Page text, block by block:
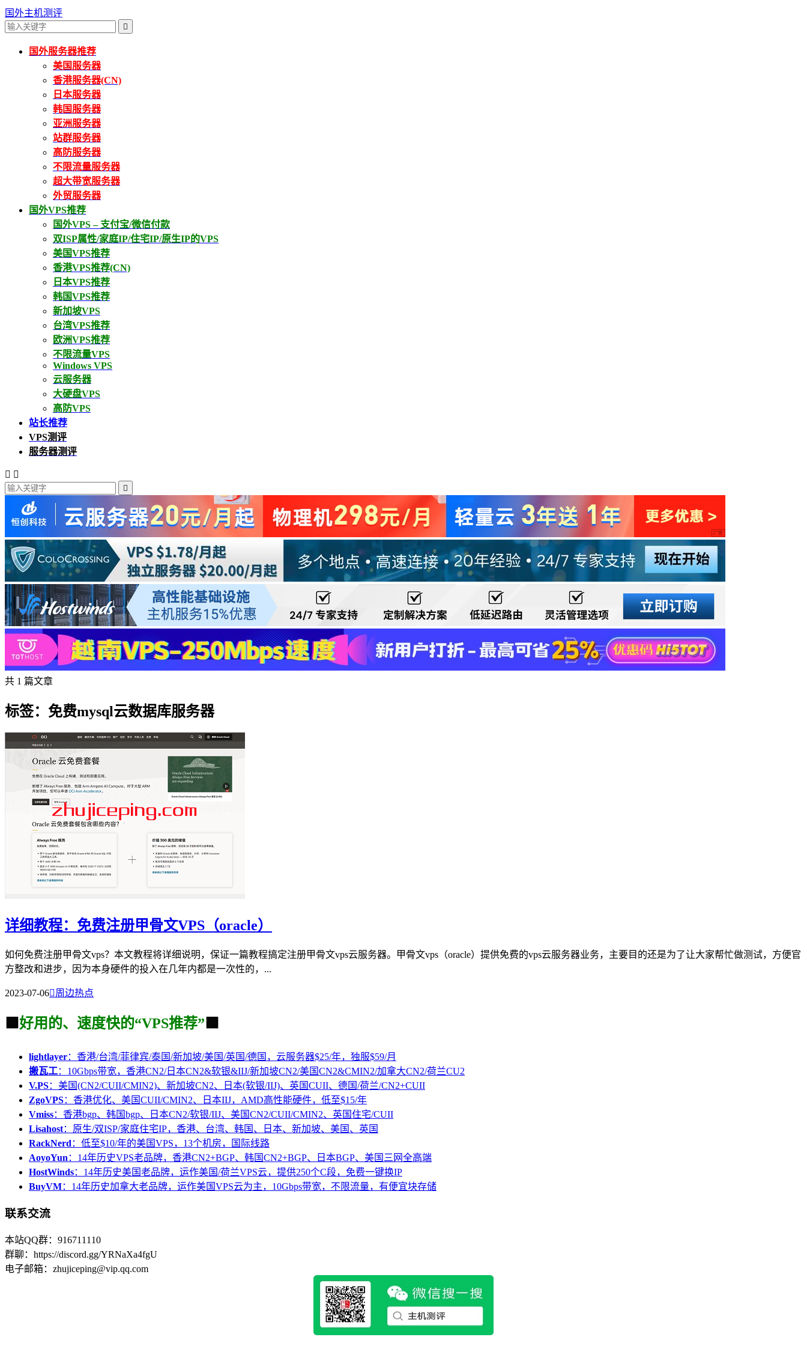
国外主机测评

国外服务器推荐
美国服务器
香港服务器(CN)
日本服务器
韩国服务器
亚洲服务器
站群服务器
高防服务器
不限流量服务器
超大带宽服务器
外贸服务器
国外VPS推荐
国外VPS – 支付宝/微信付款
双ISP属性/家庭IP/住宅IP/原生IP的VPS
美国VPS推荐
香港VPS推荐(CN)
日本VPS推荐
韩国VPS推荐
新加坡VPS
台湾VPS推荐
欧洲VPS推荐
不限流量VPS
Windows VPS
云服务器
大硬盘VPS
高防VPS
站长推荐
VPS测评
服务器测评
 

共 1 篇文章
标签：免费mysql云数据库服务器
详细教程：免费注册甲骨文VPS（oracle）
如何免费注册甲骨文vps？本文教程将详细说明，保证一篇教程搞定注册甲骨文vps云服务器。甲骨文vps（oracle）提供免费的vps云服务器业务，主要目的还是为了让大家帮忙做测试，方便官
方整改和进步，因为本身硬件的投入在几年内都是一次性的，...
2023-07-06周边热点
🟩 好用的、速度快的“VPS推荐” 🟩
lightlayer：香港/台湾/菲律宾/泰国/新加坡/美国/英国/德国，云服务器$25/年，独服$59/月
搬瓦工：10Gbps带宽，香港CN2/日本CN2&软银&IIJ/新加坡CN2/美国CN2&CMIN2/加拿大CN2/荷兰CU2
V.PS：美国(CN2/CUII/CMIN2)、新加坡CN2、日本(软银/IIJ)、英国CUII、德国/荷兰/CN2+CUII
ZgoVPS：香港优化、美国CUII/CMIN2、日本IIJ，AMD高性能硬件，低至$15/年
Vmiss：香港bgp、韩国bgp、日本CN2/软银/IIJ、美国CN2/CUII/CMIN2、英国住宅/CUII
Lisahost：原生/双ISP/家庭住宅IP，香港、台湾、韩国、日本、新加坡、美国、英国
RackNerd：低至$10/年的美国VPS，13个机房，国际线路
AoyoYun：14年历史VPS老品牌，香港CN2+BGP、韩国CN2+BGP、日本BGP、美国三网全高端
HostWinds：14年历史美国老品牌，运作美国/荷兰VPS云，提供250个C段，免费一键换IP
BuyVM：14年历史加拿大老品牌，运作美国VPS云为主，10Gbps带宽，不限流量，有便宜块存储
联系交流
本站QQ群：916711110
群聊：https://discord.gg/YRNaXa4fgU
电子邮箱：zhujiceping@vip.qq.com